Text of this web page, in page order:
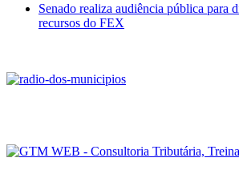
Senado realiza audiência pública para
recursos do FEX